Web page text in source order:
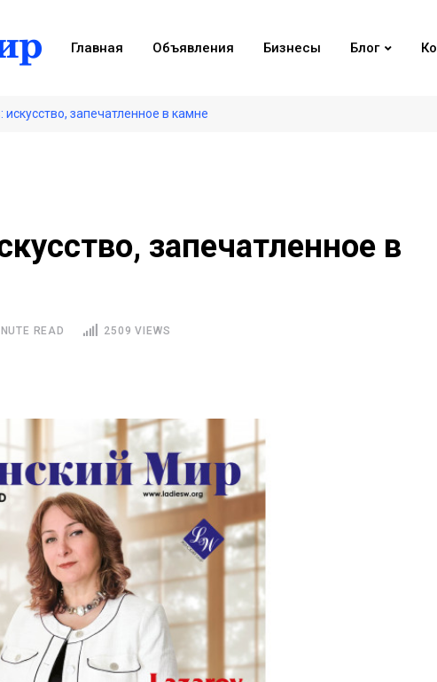
Главная Объявления Бизнесы Блог
запечатленное в камне
запечатленное в
READ 2509 VIEWS